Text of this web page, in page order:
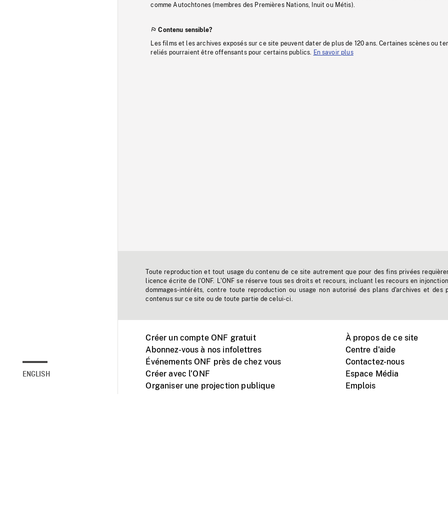
ENGLISH
comme Autochtones (membres des Premières Nations, Inuit ou Métis).
Contenu sensible?
Les films et les archives exposés sur ce site peuvent dater de plus de 120 ans. Certaines scènes ou
reliés pourraient être offensants pour certains publics. En savoir plus
Toute reproduction et tout usage du contenu de ce site autrement que pour des fins privées
licence écrite de l'ONF. L'ONF se réserve tous ses droits et recours, incluant les recours en
dommages-intérêts, contre toute reproduction ou usage non autorisé des plans d'archives et des
contenus sur ce site ou de toute partie de celui-ci.
Créer un compte ONF gratuit
Abonnez-vous à nos infolettres
Événements ONF près de chez vous
Créer avec l’ONF
Organiser une projection publique
À propos de ce site
Centre d'aide
Contactez-nous
Espace Média
Emplois